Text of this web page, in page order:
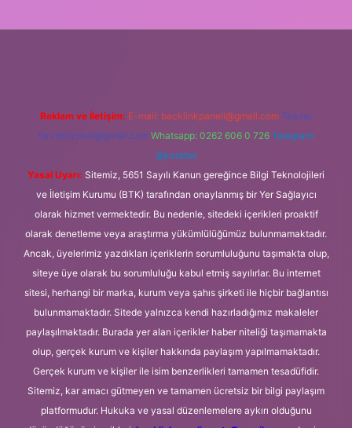
Reklam ve İletişim: E-mail: backlinkpaneli@gmail.com Teams:
forumhizmeti@gmail.com Whatsapp: 0262 606 0 726 Telegram:
@karabul
Yasal Uyarı: Sitemiz, 5651 Sayılı Kanun gereğince Bilgi Teknolojileri
ve İletişim Kurumu (BTK) tarafından onaylanmış bir Yer Sağlayıcı
olarak hizmet vermektedir. Bu nedenle, sitedeki içerikleri proaktif
olarak denetleme veya araştırma yükümlülüğümüz bulunmamaktadır.
Ancak, üyelerimiz yazdıkları içeriklerin sorumluluğunu taşımakta olup,
siteye üye olarak bu sorumluluğu kabul etmiş sayılırlar. Bu internet
sitesi, herhangi bir marka, kurum veya şahıs şirketi ile hiçbir bağlantısı
bulunmamaktadır. Sitede yalnızca kendi hazırladığımız makaleler
paylaşılmaktadır. Burada yer alan içerikler haber niteliği taşımamakta
olup, gerçek kurum ve kişiler hakkında paylaşım yapılmamaktadır.
Gerçek kurum ve kişiler ile isim benzerlikleri tamamen tesadüfidir.
Sitemiz, kar amacı gütmeyen ve tamamen ücretsiz bir bilgi paylaşım
platformudur. Hukuka ve yasal düzenlemelere aykırı olduğunu